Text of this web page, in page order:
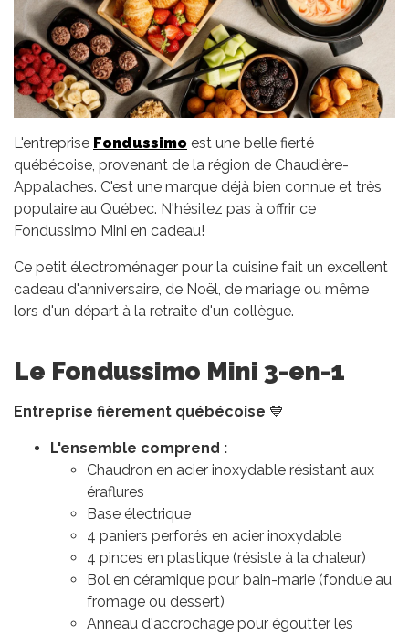
L'entreprise Fondussimo est une belle fierté
québécoise, provenant de la région de Chaudière-
Appalaches. C'est une marque déjà bien connue et très
populaire au Québec. N'hésitez pas à offrir ce
Fondussimo Mini en cadeau!
Ce petit électroménager pour la cuisine fait un excellent
cadeau d'anniversaire, de Noël, de mariage ou même
lors d'un départ à la retraite d'un collègue.
Le Fondussimo Mini 3-en-1
Entreprise fièrement québécoise 💙
L'ensemble comprend :
Chaudron en acier inoxydable résistant aux
éraflures
Base électrique
4 paniers perforés en acier inoxydable
4 pinces en plastique (résiste à la chaleur)
Bol en céramique pour bain-marie (fondue au
fromage ou dessert)
Anneau d'accrochage pour égoutter les